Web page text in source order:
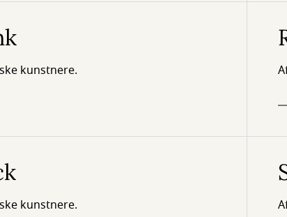
kunstnere.
kunstnere.